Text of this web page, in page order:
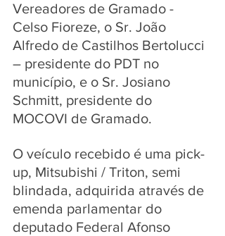
Vereadores de Gramado -
Celso Fioreze, o Sr. João
Alfredo de Castilhos Bertolucci
– presidente do PDT no
município, e o Sr. Josiano
Schmitt, presidente do
MOCOVI de Gramado.
O veículo recebido é uma pick-
up, Mitsubishi / Triton, semi
blindada, adquirida através de
emenda parlamentar do
deputado Federal Afonso